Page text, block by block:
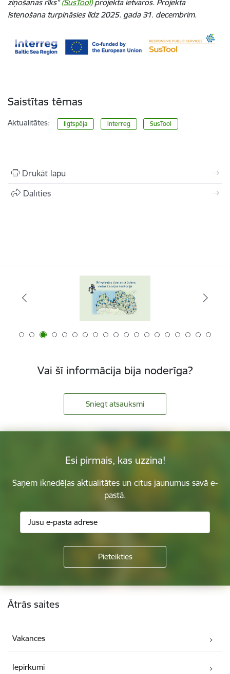
ziņošanas rīks”(SusTool)projekta ietvaros. Projekta
īstenošana turpināsies līdz 2025. gada 31. decembrim.
Saistītas tēmas
Aktualitātes: Ilgtspēja Interreg SusTool
Drukāt lapu
Dalīties
Vai šī informācija bija noderīga?
Sniegt atsauksmi
Esi pirmais, kas uzzina!
Saņem iknedēļas aktualitātes un citus jaunumus savā e-
pastā.
Kājene
Ātrās saites
Vakances
Iepirkumi